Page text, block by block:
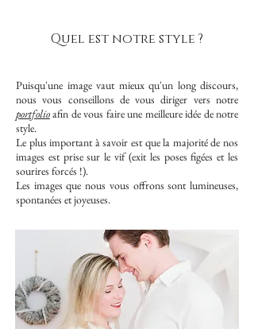
Quel est notre style ?
Puisqu'une image vaut mieux qu'un long discours,
nous vous conseillons de vous diriger vers notre
portfolioafin de vous faire une meilleure idée de notre
style.
Le plus important à savoir est que la majorité de nos
images est prise sur le vif (exit les poses figées et les
sourires forcés !).
Les images que nous vous offrons sont lumineuses,
spontanées et joyeuses.